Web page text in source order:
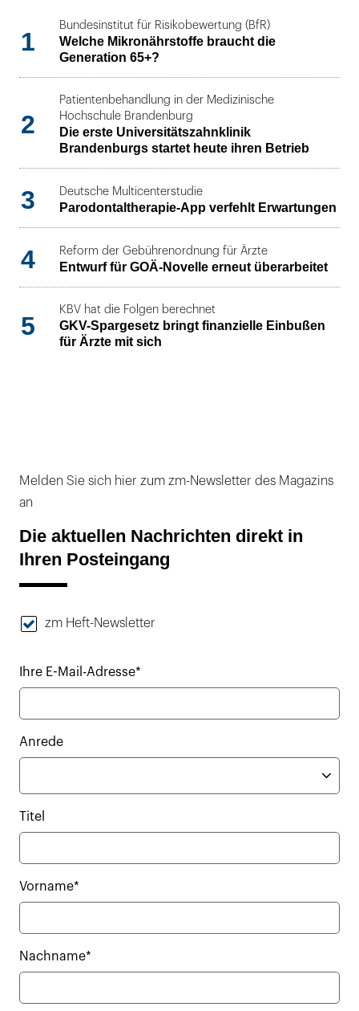
1
Bundesinstitut für Risikobewertung (BfR)
Welche Mikronährstoffe braucht die
Generation 65+?
2
Patientenbehandlung in der Medizinische
Hochschule Brandenburg
Die erste Universitätszahnklinik
Brandenburgs startet heute ihren Betrieb
3 Deutsche Multicenterstudie
Parodontaltherapie-App verfehlt Erwartungen
4 Reform der Gebührenordnung für Ärzte
Entwurf für GOÄ-Novelle erneut überarbeitet
5
KBV hat die Folgen berechnet
GKV-Spargesetz bringt finanzielle Einbußen
für Ärzte mit sich
Melden Sie sich hier zum zm-Newsletter des Magazins
an
Die aktuellen Nachrichten direkt in
Ihren Posteingang
zm Heft-Newsletter
Ihre E-Mail-Adresse*
Anrede
Titel
Vorname*
Nachname*